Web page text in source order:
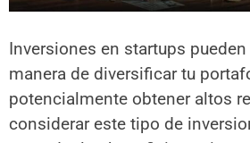
Inversiones en startups
manera de diversificar tu
potencialmente obtener altos
considerar este tipo de